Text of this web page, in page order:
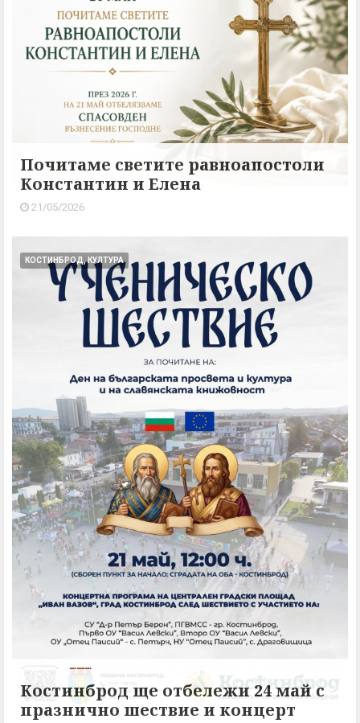
Почитаме светите равноапостоли
Константин и Елена
21/05/2026
КОСТИНБРОД, КУЛТУРА
Костинброд ще отбележи 24 май с
празнично шествие и концерт